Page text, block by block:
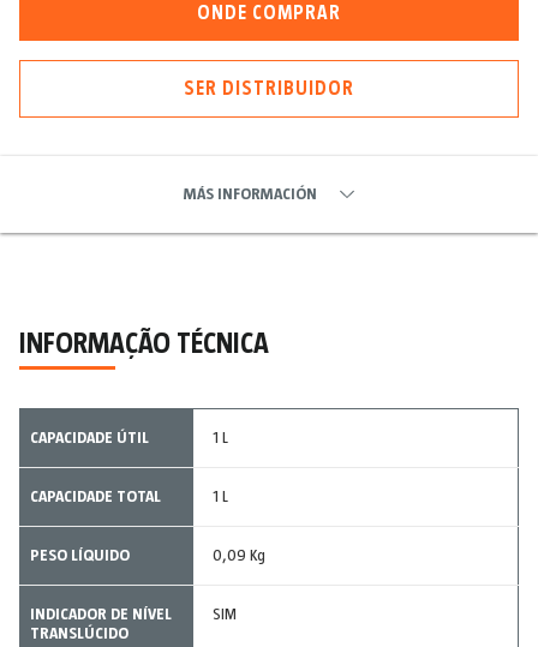
ONDE COMPRAR
SER DISTRIBUIDOR
MÁS INFORMACIÓN
INFORMAÇÃO TÉCNICA
CAPACIDADE ÚTIL 1 L
CAPACIDADE TOTAL 1 L
PESO LÍQUIDO 0,09 Kg
INDICADOR DE NÍVEL
TRANSLÚCIDO
SIM